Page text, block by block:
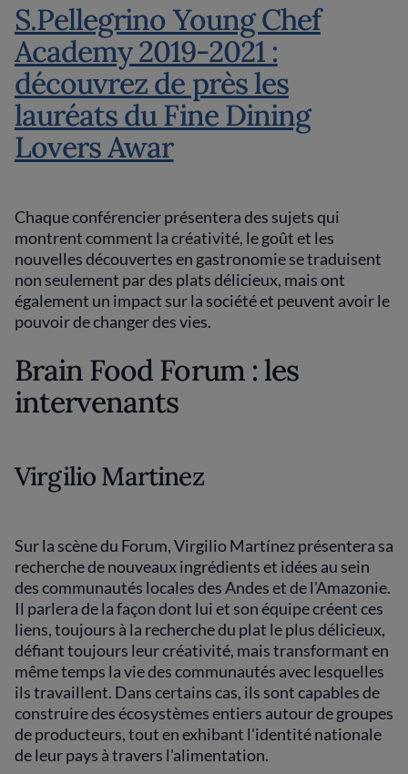
S.Pellegrino Young Chef
Academy 2019-2021 :
découvrez de près les
lauréats du Fine Dining
Lovers Awar
Chaque conférencier présentera des sujets qui
montrent comment la créativité, le goût et les
nouvelles découvertes en gastronomie se traduisent
non seulement par des plats délicieux, mais ont
également un impact sur la société et peuvent avoir le
pouvoir de changer des vies.
Brain Food Forum : les
intervenants
Virgilio Martinez
Sur la scène du Forum, Virgilio Martínez présentera sa
recherche de nouveaux ingrédients et idées au sein
des communautés locales des Andes et de l'Amazonie.
Il parlera de la façon dont lui et son équipe créent ces
liens, toujours à la recherche du plat le plus délicieux,
défiant toujours leur créativité, mais transformant en
même temps la vie des communautés avec lesquelles
ils travaillent. Dans certains cas, ils sont capables de
construire des écosystèmes entiers autour de groupes
de producteurs, tout en exhibant l'identité nationale
de leur pays à travers l'alimentation.